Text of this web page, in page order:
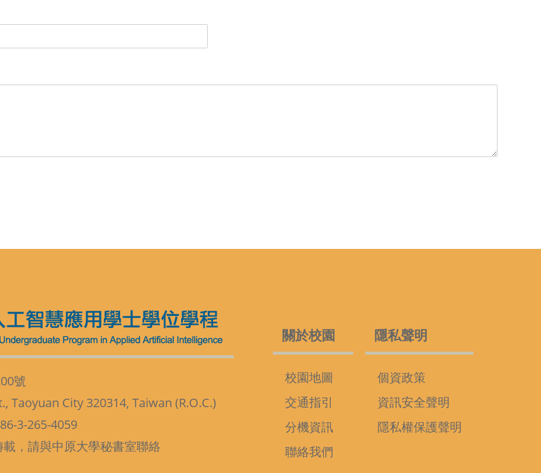
號
Taoyuan City 320314, Taiwan (R.O.C.)
3-265-4059
，請與中原大學秘書室聯絡
關於校園
校園地圖
交通指引
分機資訊
聯絡我們
隱私聲明
個資政策
資訊安全聲明
隱私權保護聲明